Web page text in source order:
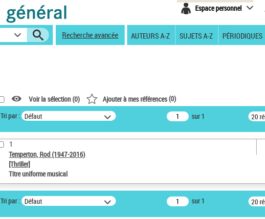
Espace personnel
Recherche avancée AUTEURS A-Z SUJETS A-Z PÉRIODIQUES
Voir la sélection (0) Ajouter à mes références(0)
Tri par : Défaut sur 1 20
1
Temperton, Rod (1947-2016)
[Thriller]
Titre uniforme musical
Tri par : Défaut sur 1 20